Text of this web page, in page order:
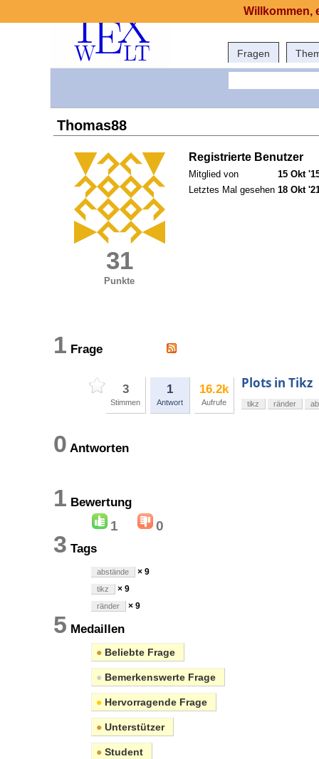
Fragen
Thomas88
31
Punkte
Registrierte Benutzer
Mitglied von
15 Okt
Letztes Mal gesehen 18 Okt
1 Frage
3
Stimmen
1
Antwort
16.2k
Aufrufe
Plots in Tikz
tikz ränder
0 Antworten
1 Bewertung
1 0
3 Tags
abstände × 9
tikz × 9
ränder × 9
5 Medaillen
● Beliebte Frage
● Bemerkenswerte Frage
● Hervorragende Frage
● Unterstützer
● Student
Willkommen,